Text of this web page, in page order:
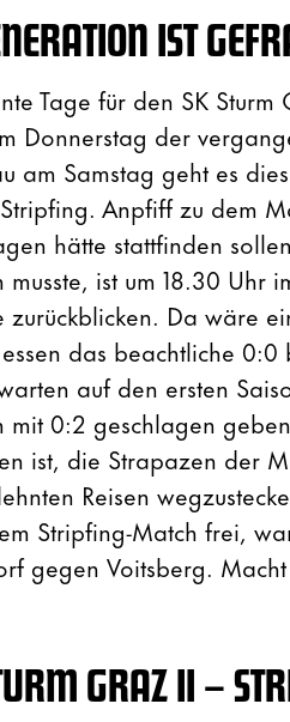
IST
Tage für den SK
Donnerstag der
am Samstag geht es
Anpfiff zu dem
hätte stattfinden
musste, ist um 18.30 Uhr
zurückblicken. Da wäre
das beachtliche 0:0
auf den ersten
mit 0:2 geschlagen
ist, die Strapazen der
Reisen
Stripfing-Match frei,
gegen Voitsberg.
GRAZ II –